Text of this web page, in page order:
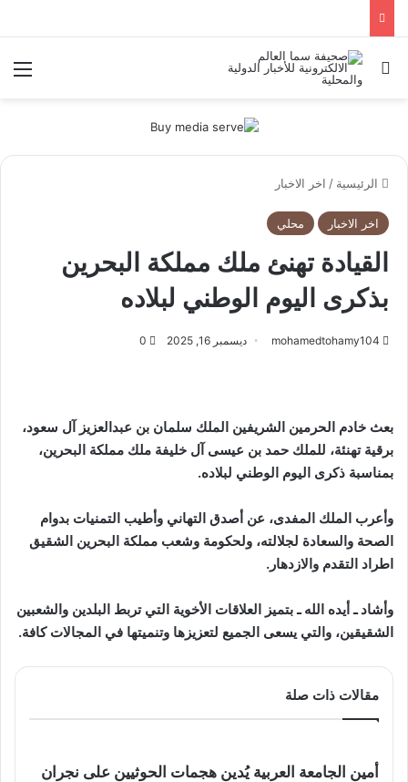
بحث عن
الرئيسية / اخر الاخبار
اخر الاخبار محلي
القيادة تهنئ ملك مملكة البحرين
بذكرى اليوم الوطني لبلاده
mohamedtohamy104 ديسمبر 16, 2025 0
بعث خادم الحرمين الشريفين الملك سلمان بن عبدالعزيز آل سعود،
برقية تهنئة، للملك حمد بن عيسى آل خليفة ملك مملكة البحرين،
بمناسبة ذكرى اليوم الوطني لبلاده.
وأعرب الملك المفدى، عن أصدق التهاني وأطيب التمنيات بدوام
الصحة والسعادة لجلالته، ولحكومة وشعب مملكة البحرين الشقيق
اطراد التقدم والازدهار.
وأشاد ـ أيده الله ـ بتميز العلاقات الأخوية التي تربط البلدين والشعبين
الشقيقين، والتي يسعى الجميع لتعزيزها وتنميتها في المجالات كافة.
مقالات ذات صلة
أمين الجامعة العربية يُدين هجمات الحوثيين على نجران